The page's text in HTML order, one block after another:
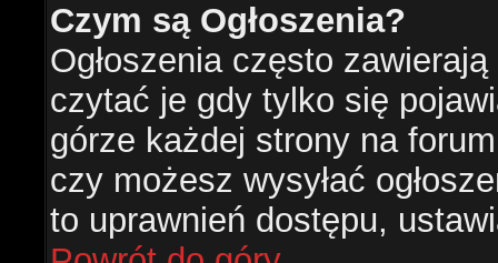
Czym są Ogłoszenia?
Ogłoszenia często
czytać je gdy tylko się
górze każdej strony na
czy możesz wysyłać
to uprawnień dostępu,